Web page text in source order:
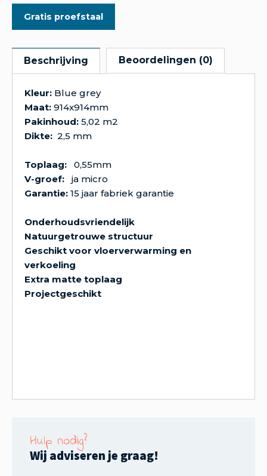
Gratis proefstaal
Beschrijving Beoordelingen (0)
Kleur: Blue grey
Maat: 914x914mm
Pakinhoud: 5,02 m2
Dikte: 2,5 mm
Toplaag:
0,55mm
V-groef:
ja micro
Garantie: 15 jaar fabriek garantie
Onderhoudsvriendelijk
Natuurgetrouwe structuur
Geschikt voor vloerverwarming en
verkoeling
Extra matte toplaag
Projectgeschikt
Hulp nodig?
Wij adviseren je graag!